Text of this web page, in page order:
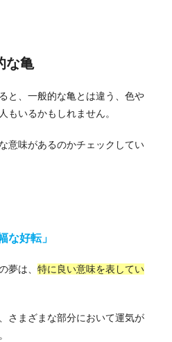
な亀
と、一般的な亀とは違う、色や
もいるかもしれません。
意味があるのかチェックしてい
な好転」
夢は、 特に良い意味を表してい
さまざまな部分において運気が